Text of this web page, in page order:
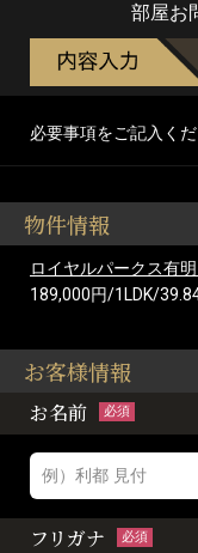
部屋お
必要事項をご記入くだ
物件情報
ロイヤルパークス有
189,000円/1LDK/
お客様情報
お名前 必須
フリガナ 必須